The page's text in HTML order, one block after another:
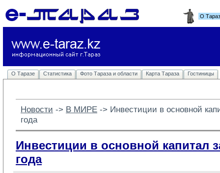
О
О Таразе Статистика Фото Тараза и области Карта Тараза Гостиницы
Новости -> В МИРЕ -> Инвестиции в основной
года
Инвестиции в основной капитал
года